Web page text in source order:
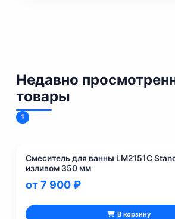
Недавно
товары
1
Смеситель для ванны LM2151C
изливом 350 мм
от 7 900 ₽
В корзину